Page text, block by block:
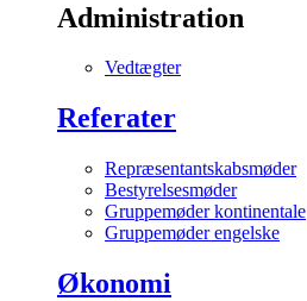
Administration
Vedtægter
Referater
Repræsentantskabsmøder
Bestyrelsesmøder
Gruppemøder kontinentale
Gruppemøder engelske
Økonomi